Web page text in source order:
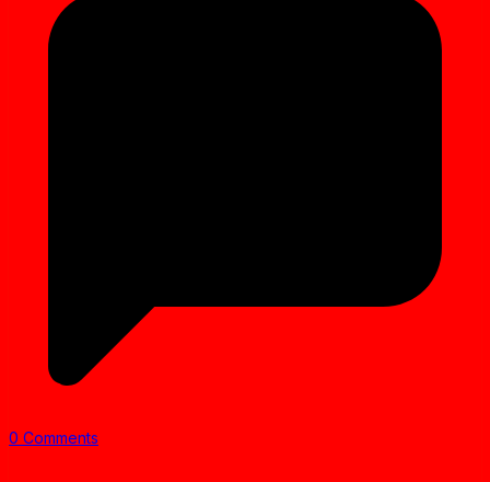
0 Comments